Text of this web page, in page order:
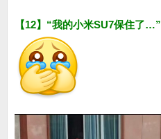
【12】“我的小米SU7保住了…”